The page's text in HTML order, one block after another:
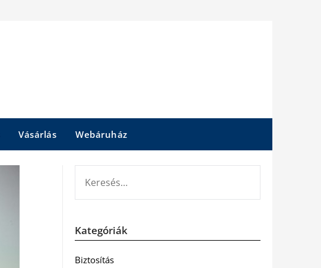
Vásárlás Webáruház
Kategóriák
Biztosítás